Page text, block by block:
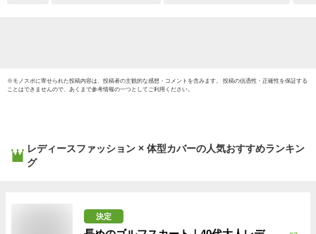
※モノスポに寄せられた投稿内容は、投稿者の主観的な感想・コメントを含みます。 投稿の信憑性・正確性を保証する
ことはできませんので、あくまで参考情報の一つとしてご利用ください。
レディースファッション × 体型カバーの人気おすすめランキン
グ
決定